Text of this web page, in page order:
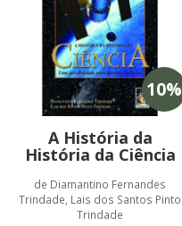
10%
A História da
História da Ciência
de Diamantino Fernandes
Trindade, Lais dos Santos Pinto
Trindade